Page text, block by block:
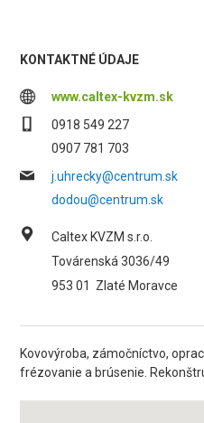
KONTAKTNÉ ÚDAJE
www.caltex-kvzm.sk
0918 549 227
0907 781 703
j.uhrecky@centrum.sk
dodou@centrum.sk
Caltex KVZM s.r.o.
Továrenská 3036/49
953 01
Zlaté Moravce
Kovovýroba, zámočníctvo,
frézovanie a brúsenie.